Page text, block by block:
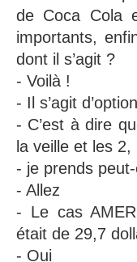
de Coca Cola
importants,
dont il s’agit ?
- Voilà !
- Il s’agit
- C’est à dire
la veille et les
- je prends
- Allez
- Le cas
était de 29,7
- Oui